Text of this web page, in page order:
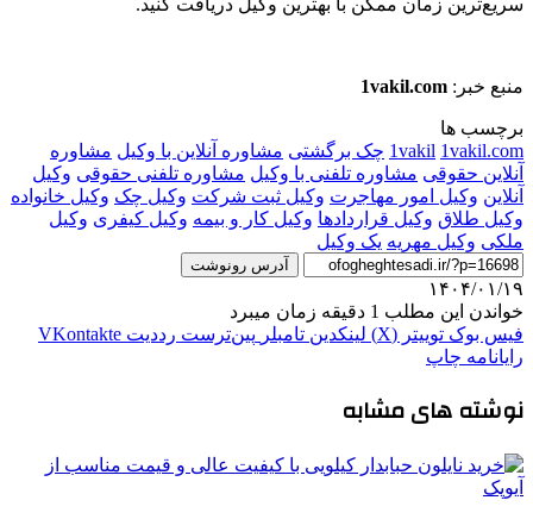
سریع‌ترین زمان ممکن با بهترین وکیل دریافت کنید.
منبع خبر: 1vakil.com
برچسب ها
1vakil 1vakil.com چک برگشتی مشاوره آنلاین با وکیل مشاوره
آنلاین حقوقی مشاوره تلفنی با وکیل مشاوره تلفنی حقوقی وکیل
آنلاین وکیل امور مهاجرت وکیل ثبت شرکت وکیل چک وکیل خانواده
وکیل طلاق وکیل قراردادها وکیل کار و بیمه وکیل کیفری وکیل
ملکی وکیل مهریه یک وکیل
آدرس رونوشت
۱۴۰۴/۰۱/۱۹
خواندن این مطلب 1 دقیقه زمان میبرد
فیس بوک توییتر (X) لینکدین ‫تامبلر ‫پین‌ترست ‫رددیت ‫VKontakte
رایانامه چاپ
نوشته های مشابه